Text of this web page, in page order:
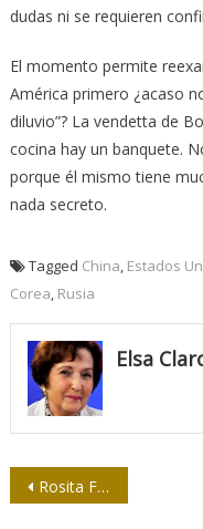
dudas ni se requieren
El momento permite
América primero ¿acaso
diluvio”? La vendetta de
cocina hay un banquete.
porque él mismo tiene
nada secreto.
Tagged China, Estados
Corea, Rusia
Elsa
Navegación
Rosita Fornés: una Diva reconocida y respetada por la prensa cubana